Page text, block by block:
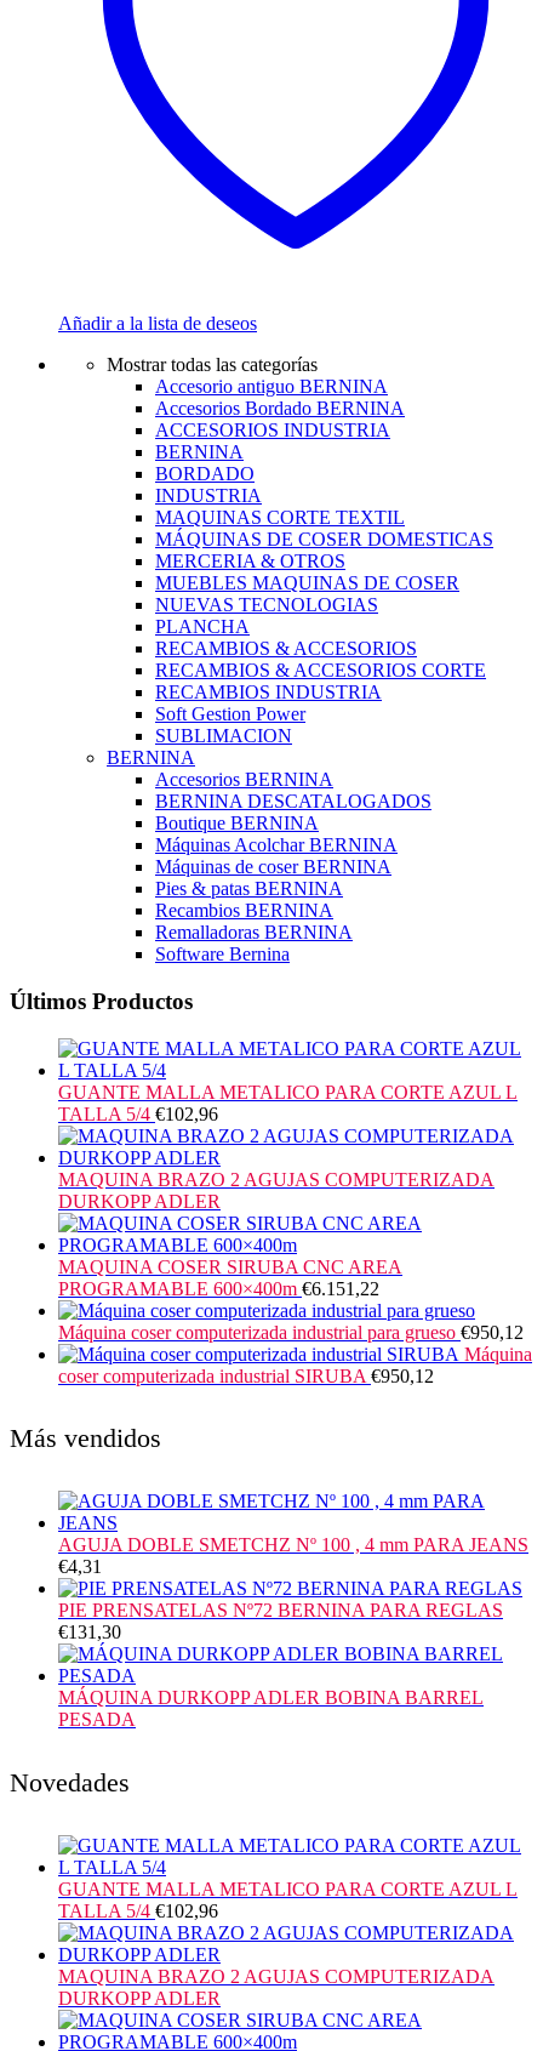
Añadir a la lista de deseos
Mostrar todas las categorías
Accesorio antiguo BERNINA
Accesorios Bordado BERNINA
ACCESORIOS INDUSTRIA
BERNINA
BORDADO
INDUSTRIA
MAQUINAS CORTE TEXTIL
MÁQUINAS DE COSER DOMESTICAS
MERCERIA & OTROS
MUEBLES MAQUINAS DE COSER
NUEVAS TECNOLOGIAS
PLANCHA
RECAMBIOS & ACCESORIOS
RECAMBIOS & ACCESORIOS CORTE
RECAMBIOS INDUSTRIA
Soft Gestion Power
SUBLIMACION
BERNINA
Accesorios BERNINA
BERNINA DESCATALOGADOS
Boutique BERNINA
Máquinas Acolchar BERNINA
Máquinas de coser BERNINA
Pies & patas BERNINA
Recambios BERNINA
Remalladoras BERNINA
Software Bernina
Últimos Productos
GUANTE MALLA METALICO PARA CORTE AZUL L
TALLA 5/4 €102,96
MAQUINA BRAZO 2 AGUJAS COMPUTERIZADA
DURKOPP ADLER
MAQUINA COSER SIRUBA CNC AREA
PROGRAMABLE 600×400m €6.151,22
Máquina coser computerizada industrial para grueso €950,12
Máquina
coser computerizada industrial SIRUBA €950,12
Más vendidos
AGUJA DOBLE SMETCHZ Nº 100 , 4 mm PARA JEANS
€4,31
PIE PRENSATELAS Nº72 BERNINA PARA REGLAS
€131,30
MÁQUINA DURKOPP ADLER BOBINA BARREL
PESADA
Novedades
GUANTE MALLA METALICO PARA CORTE AZUL L
TALLA 5/4 €102,96
MAQUINA BRAZO 2 AGUJAS COMPUTERIZADA
DURKOPP ADLER